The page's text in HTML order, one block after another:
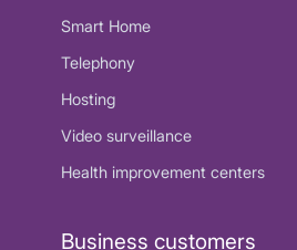
Smart Home
Telephony
Hosting
Video surveillance
Health improvement centers
Business customers